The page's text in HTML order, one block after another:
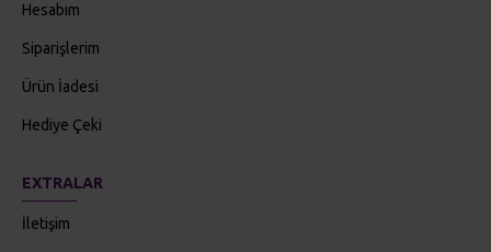
Hesabım
Siparişlerim
Ürün İadesi
Hediye Çeki
EXTRALAR
İletişim